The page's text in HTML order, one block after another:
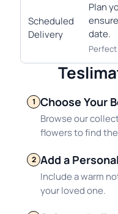
Scheduled
Delivery
Plan
date.
1 Choose Your
Browse our
flowers to find
2 Add a
Include a warm
your loved one.